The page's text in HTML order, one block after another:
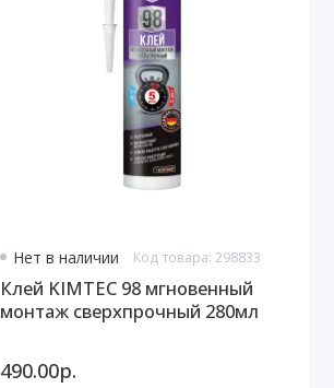
Нет в наличии Код товара: 298833
Клей KIMTEC 98 мгновенный
монтаж сверхпрочный 280мл
490.00р.